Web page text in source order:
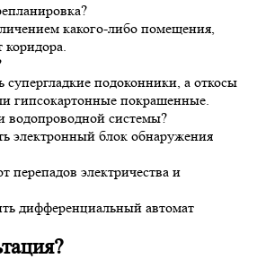
какого-либо помещения,
коридора.
подоконники, а откосы
гипсокартонные покрашенные.
водопроводной системы?
электронный блок обнаружения
перепадов электричества и
дифференциальный автомат